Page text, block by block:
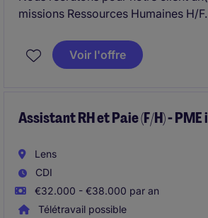
missions Ressources Humaines H/F.
Voir l'offre
Assistant RH et Paie (F/H) -
Lens
CDI
€32.000 - €38.000 par an
Télétravail possible